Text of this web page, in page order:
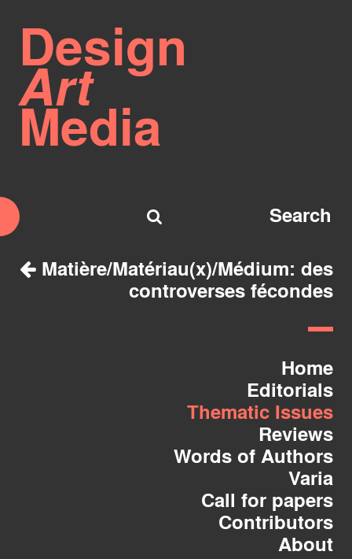
Design
Art
Media
Matière/Matériau(x)/Médium: des
controverses fécondes
Home
Editorials
Thematic Issues
Reviews
Words of Authors
Varia
Call for papers
Contributors
About